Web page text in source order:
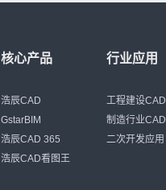
核心产品
浩辰CAD
GstarBIM
浩辰CAD 365
浩辰CAD看图王
行业应用
工程建设CAD
制造行业CAD
二次开发应用